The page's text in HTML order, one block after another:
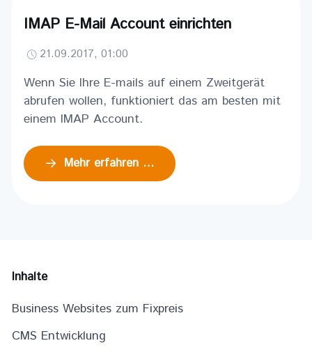
IMAP E-Mail Account einrichten
21.09.2017, 01:00
Wenn Sie Ihre E-mails auf einem Zweitgerät
abrufen wollen, funktioniert das am besten mit
einem IMAP Account.
Mehr erfahren …
Inhalte
Business Websites zum Fixpreis
CMS Entwicklung